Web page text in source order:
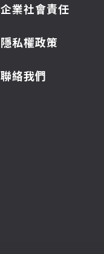
企業社會責任
隱私權政策
聯絡我們